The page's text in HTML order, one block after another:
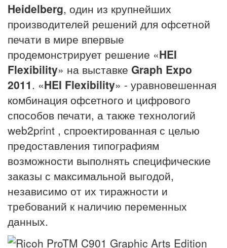
Heidelberg, один из крупнейших
производителей решений для офсетной
печати в мире впервые
продемонстрирует решение «HEI
Flexibility» на выставке Graph Expo
2011. «HEI Flexibility» - уравновешенная
комбинация офсетного и цифрового
способов печати, а также технологий
web2print , спроектированная с целью
предоставления типографиям
возможности выполнять специфические
заказы с максимальной выгодой,
независимо от их тиражности и
требований к наличию переменных
данных.